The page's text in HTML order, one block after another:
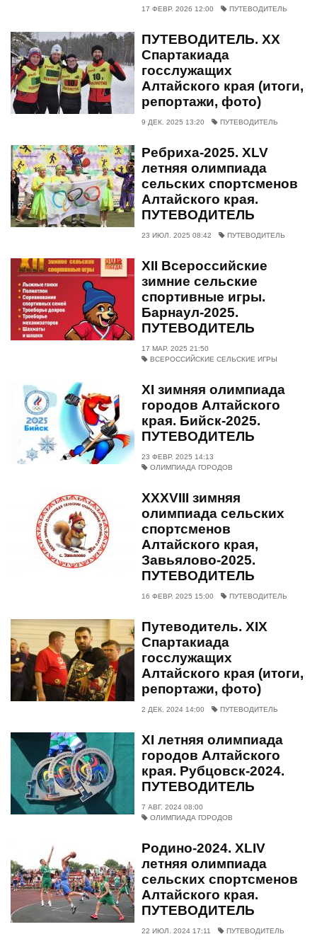
17 ФЕВР. 2026 12:00 ПУТЕВОДИТЕЛЬ
ПУТЕВОДИТЕЛЬ. XX
Спартакиада
госслужащих
Алтайского края (итоги,
репортажи, фото)
9 ДЕК. 2025 13:20 ПУТЕВОДИТЕЛЬ
Ребриха-2025. XLV
летняя олимпиада
сельских спортсменов
Алтайского края.
ПУТЕВОДИТЕЛЬ
23 ИЮЛ. 2025 08:42 ПУТЕВОДИТЕЛЬ
XII Всероссийские
зимние сельские
спортивные игры.
Барнаул-2025.
ПУТЕВОДИТЕЛЬ
17 МАР. 2025 21:50
ВСЕРОССИЙСКИЕ СЕЛЬСКИЕ ИГРЫ
ХI зимняя олимпиада
городов Алтайского
края. Бийск-2025.
ПУТЕВОДИТЕЛЬ
23 ФЕВР. 2025 14:13
ОЛИМПИАДА ГОРОДОВ
XXXVIII зимняя
олимпиада сельских
спортсменов
Алтайского края,
Завьялово-2025.
ПУТЕВОДИТЕЛЬ
16 ФЕВР. 2025 15:00 ПУТЕВОДИТЕЛЬ
Путеводитель. XIX
Спартакиада
госслужащих
Алтайского края (итоги,
репортажи, фото)
2 ДЕК. 2024 14:00 ПУТЕВОДИТЕЛЬ
XI летняя олимпиада
городов Алтайского
края. Рубцовск-2024.
ПУТЕВОДИТЕЛЬ
7 АВГ. 2024 08:00
ОЛИМПИАДА ГОРОДОВ
Родино-2024. XLIV
летняя олимпиада
сельских спортсменов
Алтайского края.
ПУТЕВОДИТЕЛЬ
22 ИЮЛ. 2024 17:11 ПУТЕВОДИТЕЛЬ